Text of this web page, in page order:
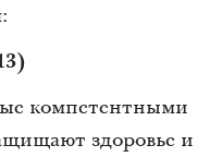
компетентными
здоровье и